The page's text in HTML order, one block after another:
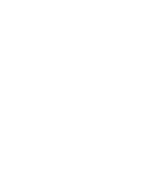
سپس با کلیک
از منوی
در قسمت
از میان